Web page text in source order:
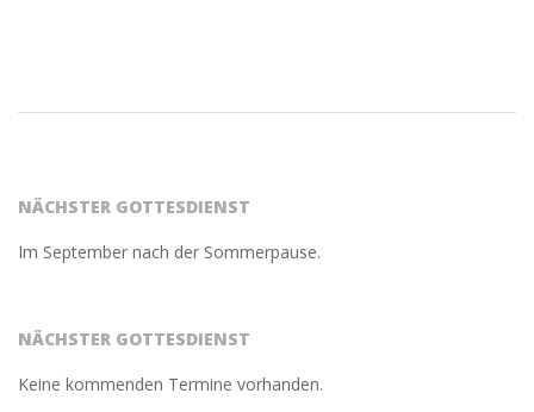
19
NÄCHSTER GOTTESDIENST
Im September nach der Sommerpause.
NÄCHSTER GOTTESDIENST
Keine kommenden Termine vorhanden.